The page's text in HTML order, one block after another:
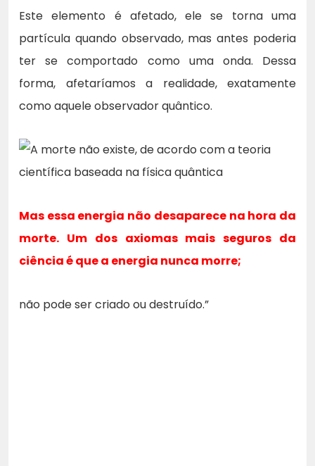
Este elemento é afetado, ele se torna uma
partícula quando observado, mas antes poderia
ter se comportado como uma onda. Dessa
forma, afetaríamos a realidade, exatamente
como aquele observador quântico.
Mas essa energia não desaparece na hora da
morte. Um dos axiomas mais seguros da
ciência é que a energia nunca morre;
não pode ser criado ou destruído.”